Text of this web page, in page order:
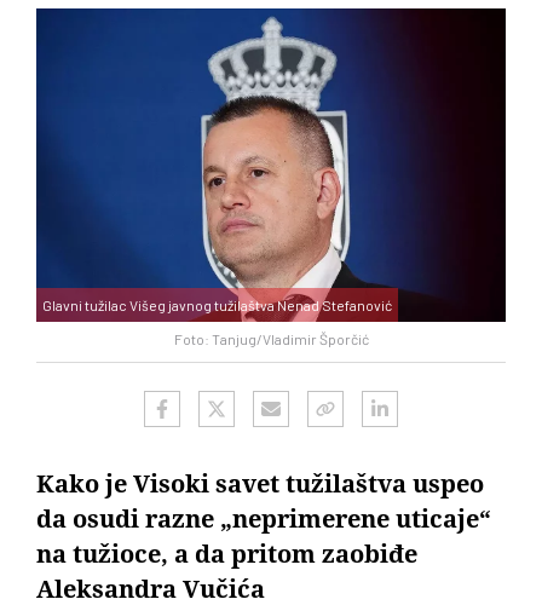
Foto: Tanjug/Vladimir Šporčić
Glavni tužilac Višeg javnog tužilaštva Nenad Stefanović
Kako je Visoki savet tužilaštva uspeo
da osudi razne „neprimerene uticaje“
na tužioce, a da pritom zaobiđe
Aleksandra Vučića